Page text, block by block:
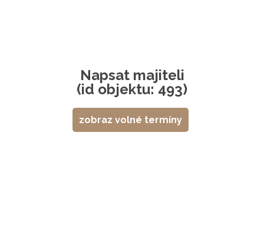
Napsat majiteli
(id objektu: 493)
zobraz volné termíny